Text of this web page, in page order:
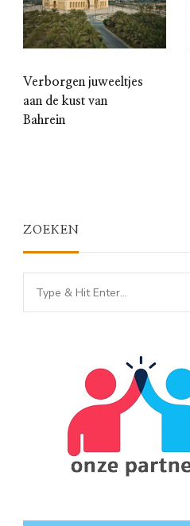
Verborgen juweeltjes
aan de kust van
Bahrein
ZOEKEN
Looking
for